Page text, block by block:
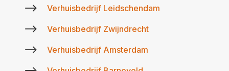
$ Verhuisbedrijf Leidschendam
$ Verhuisbedrijf Zwijndrecht
$ Verhuisbedrijf Amsterdam